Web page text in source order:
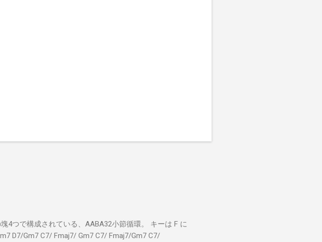
4つで構成されている、AABA32小節循環。 キーは F に
D7/Gm7 C7/ Fmaj7/ Gm7 C7/ Fmaj7/Gm7 C7/